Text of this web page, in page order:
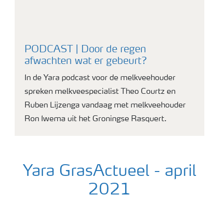
PODCAST | Door de regen
afwachten wat er gebeurt?
In de Yara podcast voor de melkveehouder
spreken melkveespecialist Theo Courtz en
Ruben Lijzenga vandaag met melkveehouder
Ron Iwema uit het Groningse Rasquert.
Yara GrasActueel - april
2021